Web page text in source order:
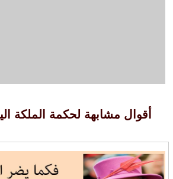
أقوال مشابهة لحكمة الملكة